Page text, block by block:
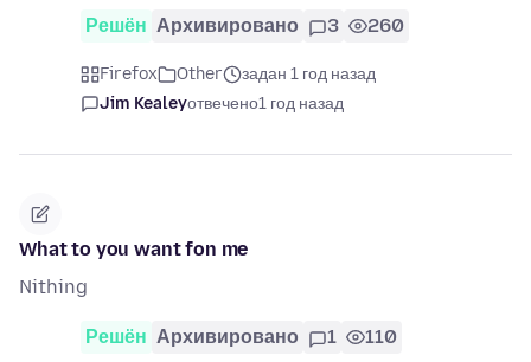
Решён Архивировано 3 260
Firefox Other
задан 1 год назад
Jim Kealeyотвечено1 год назад
What to you want fon me
Nithing
Решён Архивировано 1 110